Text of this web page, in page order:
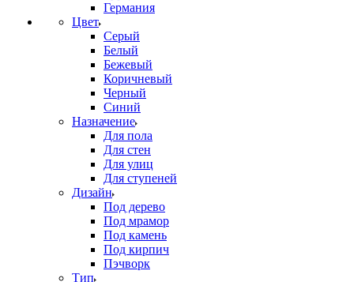
Германия
Цвет
Серый
Белый
Бежевый
Коричневый
Черный
Синий
Назначение
Для пола
Для стен
Для улиц
Для ступеней
Дизайн
Под дерево
Под мрамор
Под камень
Под кирпич
Пэчворк
Тип